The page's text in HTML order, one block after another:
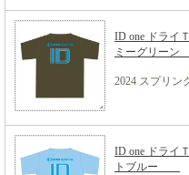
ID one ドライ
ミーグリ
2024 スプリン
ID one ドライ
トブルー